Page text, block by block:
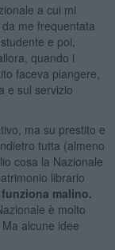
a cui mi
da me frequentata
e poi,
quando i
faceva piangere,
e sul servizio
ma su prestito e
tutta (almeno
cosa la Nazionale
librario
malino.
è molto
alcune idee